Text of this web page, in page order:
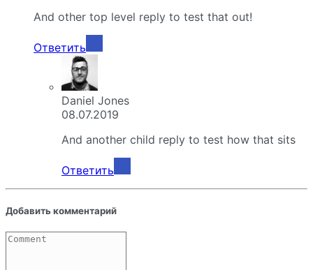
And other top level reply to test that out!
Ответить
Daniel Jones
08.07.2019
And another child reply to test how that sits
Ответить
Добавить комментарий